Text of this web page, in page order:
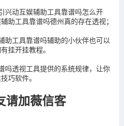
兴动互娱辅助工具靠谱吗怎么开
助工具靠谱吗德州真的存在透视；
助工具靠谱吗辅助的小伙伴也可以
挂开挂教程。
吗透视工具提供的系统规律，让你
巧软件。
请加薇信客